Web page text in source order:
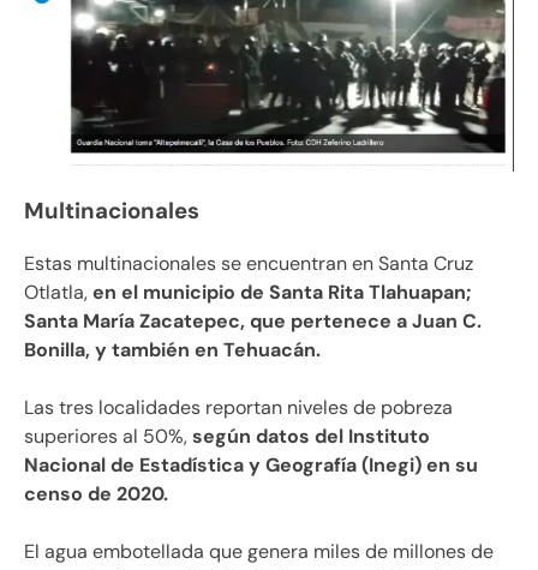
Multinacionales
Estas multinacionales se encuentran en Santa Cruz
Otlatla,en el municipio de Santa Rita Tlahuapan;
Santa María Zacatepec, que pertenece a Juan C.
Bonilla, y también en Tehuacán.
Las tres localidades reportan niveles de pobreza
superiores al 50%,según datos del Instituto
Nacional de Estadística y Geografía (Inegi) en su
censo de 2020.
El agua embotellada que genera miles de millones de